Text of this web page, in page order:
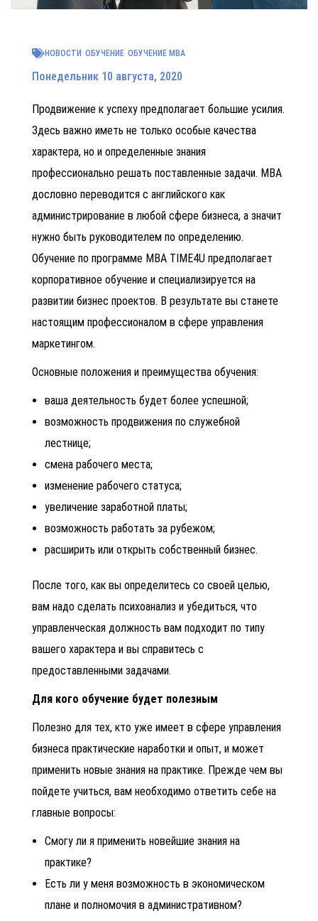
НОВОСТИ ОБУЧЕНИЕ ОБУЧЕНИЕ MBA
Понедельник 10 августа, 2020
Продвижение к успеху предполагает большие усилия.
Здесь важно иметь не только особые качества
характера, но и определенные знания
профессионально решать поставленные задачи. МВА
дословно переводится с английского как
администрирование в любой сфере бизнеса, а значит
нужно быть руководителем по определению.
Обучение по программе МВА TIME4U предполагает
корпоративное обучение и специализируется на
развитии бизнес проектов. В результате вы станете
настоящим профессионалом в сфере управления
маркетингом.
Основные положения и преимущества обучения:
ваша деятельность будет более успешной;
возможность продвижения по служебной
лестнице;
смена рабочего места;
изменение рабочего статуса;
увеличение заработной платы;
возможность работать за рубежом;
расширить или открыть собственный бизнес.
После того, как вы определитесь со своей целью,
вам надо сделать психоанализ и убедиться, что
управленческая должность вам подходит по типу
вашего характера и вы справитесь с
предоставленными задачами.
Для кого обучение будет полезным
Полезно для тех, кто уже имеет в сфере управления
бизнеса практические наработки и опыт, и может
применить новые знания на практике. Прежде чем вы
пойдете учиться, вам необходимо ответить себе на
главные вопросы:
Смогу ли я применить новейшие знания на
практике?
Есть ли у меня возможность в экономическом
плане и полномочия в административном?